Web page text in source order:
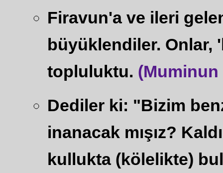
Firavun'a ve ileri
büyüklendiler. Onlar,
topluluktu. (Muminun
Dediler ki: "Bizim
inanacak mışız?
kullukta (kölelikte)